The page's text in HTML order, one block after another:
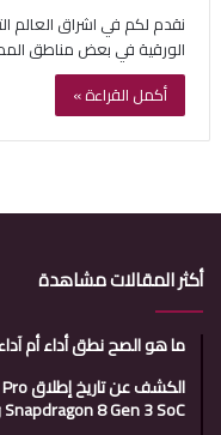
نقدم لكم في اشراق العالم
الورقية في بعض مناطق
أكمل القراءة »
أكثر المقالات مشاهدة
ما هو الصح نطق أداء أم
Snapdragon 8 Gen 3 SoC وبطارية 5500 مللي أمبير في الساعة